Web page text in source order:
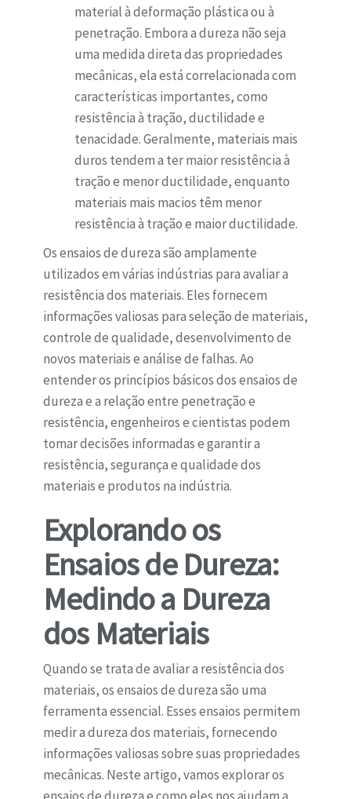
material à deformação plástica ou à
penetração. Embora a dureza não seja
uma medida direta das propriedades
mecânicas, ela está correlacionada com
características importantes, como
resistência à tração, ductilidade e
tenacidade. Geralmente, materiais mais
duros tendem a ter maior resistência à
tração e menor ductilidade, enquanto
materiais mais macios têm menor
resistência à tração e maior ductilidade.
Os ensaios de dureza são amplamente
utilizados em várias indústrias para avaliar a
resistência dos materiais. Eles fornecem
informações valiosas para seleção de materiais,
controle de qualidade, desenvolvimento de
novos materiais e análise de falhas. Ao
entender os princípios básicos dos ensaios de
dureza e a relação entre penetração e
resistência, engenheiros e cientistas podem
tomar decisões informadas e garantir a
resistência, segurança e qualidade dos
materiais e produtos na indústria.
Explorando os
Ensaios de Dureza:
Medindo a Dureza
dos Materiais
Quando se trata de avaliar a resistência dos
materiais, os ensaios de dureza são uma
ferramenta essencial. Esses ensaios permitem
medir a dureza dos materiais, fornecendo
informações valiosas sobre suas propriedades
mecânicas. Neste artigo, vamos explorar os